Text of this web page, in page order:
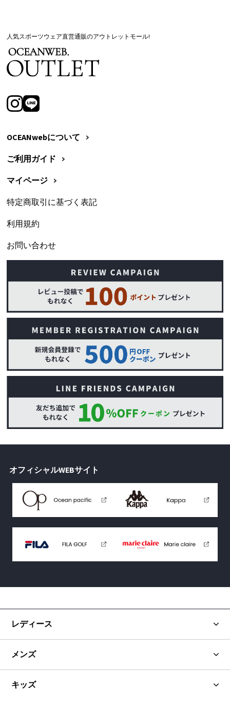
人気スポーツウェア直営通販のアウトレットモール!
OCEANwebについて
ご利用ガイド
マイページ
特定商取引に基づく表記
利用規約
お問い合わせ
オフィシャルWEBサイト
レディース
メンズ
キッズ